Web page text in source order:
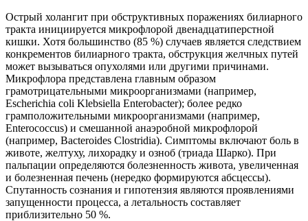
Острый холангит при обструктивных поражениях билиарного
тракта инициируется микрофлорой двенадцатиперстной
кишки. Хотя большинство (85 %) случаев является следствием
конкрементов билиарного тракта, обструкция желчных путей
может вызываться опухолями или другими причинами.
Микрофлора представлена главным образом
грамотрицательными микроорганизмами (например,
Escherichia coli Klebsiella Enterobacter); более редко
грамположительными микроорганизмами (например,
Enterococcus) и смешанной анаэробной микрофлорой
(например, Bacteroides Clostridia). Симптомы включают боль в
животе, желтуху, лихорадку и озноб (триада Шарко). При
пальпации определяются болезненность живота, увеличенная
и болезненная печень (нередко формируются абсцессы).
Спутанность сознания и гипотензия являются проявлениями
запущенности процесса, а летальность составляет
приблизительно 50 %.